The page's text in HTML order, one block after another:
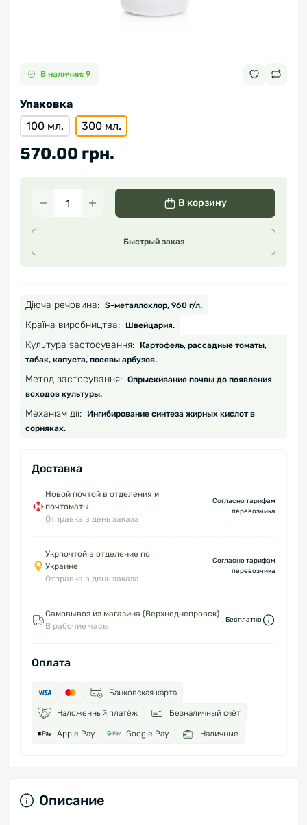
В наличии: 9
Упаковка
100 мл.
300 мл.
570.00 грн.
В корзину
Быстрый заказ
Діюча речовина: S-металлохлор, 960 г/л.
Країна виробництва: Швейцария.
Культура застосування:
Картофель, рассадные томаты,
табак, капуста, посевы арбузов.
Метод застосування: Опрыскивание почвы до появления
всходов культуры.
Механізм дії:
Ингибирование синтеза жирных кислот в
сорняках.
Доставка
Новой почтой в отделения и
почтоматы
Отправка в день заказа
Согласно тарифам
перевозчика
Укрпочтой в отделение по
Украине
Отправка в день заказа
Согласно тарифам
перевозчика
Самовывоз из магазина (Верхнеднепровск)
В рабочие часы
Бесплатно
Оплата
Банковская карта
Наложенный платёж Безналичный счёт
Apple Pay Google Pay Наличные
Описание